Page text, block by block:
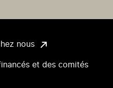
nous
et des comités